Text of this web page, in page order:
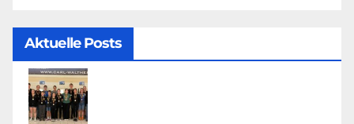
Aktuelle Posts